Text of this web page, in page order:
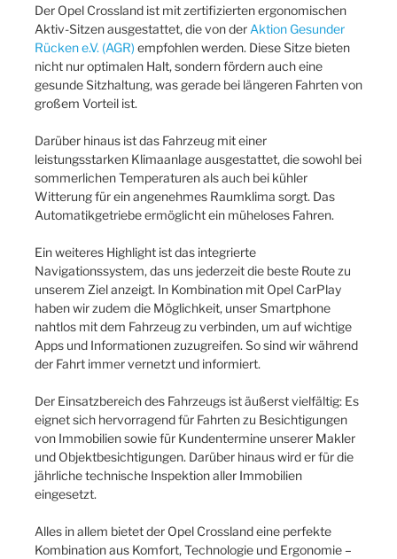
Der Opel Crossland ist mit zertifizierten ergonomischen
Aktiv-Sitzen ausgestattet, die von der Aktion Gesunder
Rücken e.V. (AGR) empfohlen werden. Diese Sitze bieten
nicht nur optimalen Halt, sondern fördern auch eine
gesunde Sitzhaltung, was gerade bei längeren Fahrten von
großem Vorteil ist.
Darüber hinaus ist das Fahrzeug mit einer
leistungsstarken Klimaanlage ausgestattet, die sowohl bei
sommerlichen Temperaturen als auch bei kühler
Witterung für ein angenehmes Raumklima sorgt. Das
Automatikgetriebe ermöglicht ein müheloses Fahren.
Ein weiteres Highlight ist das integrierte
Navigationssystem, das uns jederzeit die beste Route zu
unserem Ziel anzeigt. In Kombination mit Opel CarPlay
haben wir zudem die Möglichkeit, unser Smartphone
nahtlos mit dem Fahrzeug zu verbinden, um auf wichtige
Apps und Informationen zuzugreifen. So sind wir während
der Fahrt immer vernetzt und informiert.
Der Einsatzbereich des Fahrzeugs ist äußerst vielfältig: Es
eignet sich hervorragend für Fahrten zu Besichtigungen
von Immobilien sowie für Kundentermine unserer Makler
und Objektbesichtigungen. Darüber hinaus wird er für die
jährliche technische Inspektion aller Immobilien
eingesetzt.
Alles in allem bietet der Opel Crossland eine perfekte
Kombination aus Komfort, Technologie und Ergonomie –